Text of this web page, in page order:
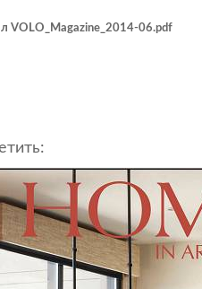
VOLO_Magazine_2014-06.pdf